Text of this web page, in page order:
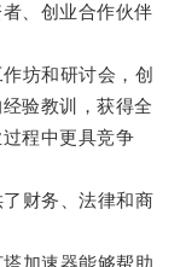
、创业合作伙伴
坊和研讨会，创
验教训，获得全
程中更具竞争
财务、法律和商